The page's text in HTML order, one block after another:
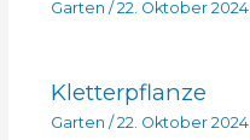
Garten /22. Oktober 2024
Kletterpflanze
Garten / 22. Oktober 2024